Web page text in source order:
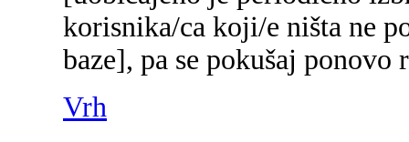
korisnika/ca koji/e ništa ne
baze], pa se pokušaj ponovo
Vrh